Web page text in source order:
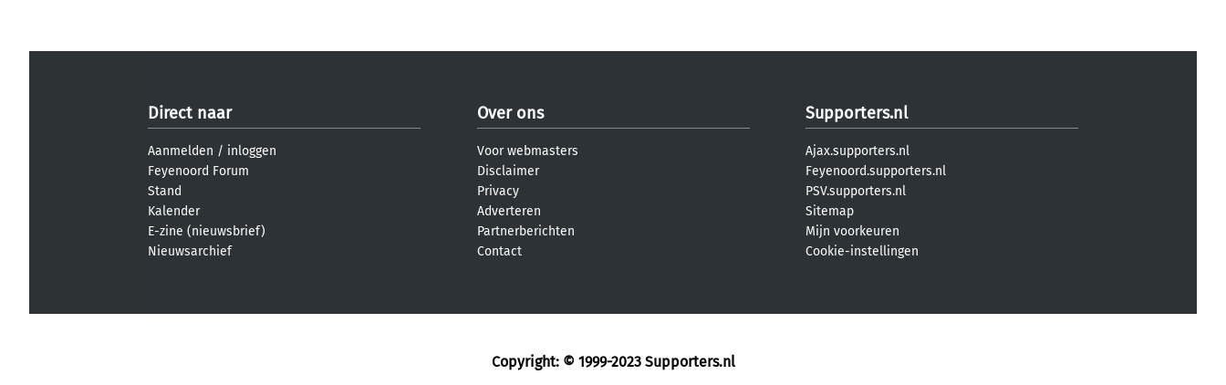
Direct naar
Aanmelden / inloggen
Feyenoord Forum
Stand
Kalender
E-zine (nieuwsbrief)
Nieuwsarchief
Over ons
Voor webmasters
Disclaimer
Privacy
Adverteren
Partnerberichten
Contact
Supporters.nl
Ajax.supporters.nl
Feyenoord.supporters.nl
PSV.supporters.nl
Sitemap
Mijn voorkeuren
Cookie-instellingen
Copyright: © 1999-2023 Supporters.nl